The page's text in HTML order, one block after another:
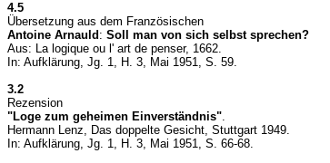
4.5
Übersetzung aus dem Französischen
Antoine Arnauld : Soll man von sich selbst sprechen?
Aus: La logique ou l' art de penser, 1662.
In: Aufklärung, Jg. 1, H. 3, Mai 1951, S. 59.
3.2
Rezension
"Loge zum geheimen Einverständnis".
Hermann Lenz, Das doppelte Gesicht, Stuttgart 1949.
In: Aufklärung, Jg. 1, H. 3, Mai 1951, S. 66-68.